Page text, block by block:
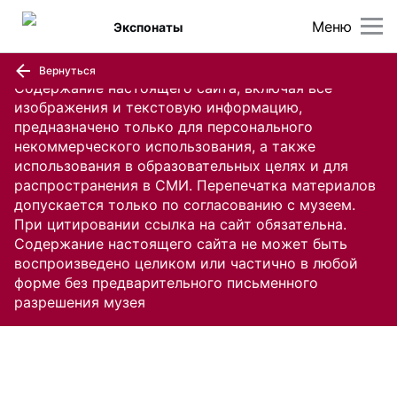
Содержание настоящего сайта, включая все
изображения и текстовую информацию,
предназначено только для персонального
некоммерческого использования, а также
использования в образовательных целях и для
распространения в СМИ. Перепечатка материалов
допускается только по согласованию с музеем.
При цитировании ссылка на сайт обязательна.
Содержание настоящего сайта не может быть
воспроизведено целиком или частично в любой
форме без предварительного письменного
разрешения музея
Меню
Экспонаты
Вернуться